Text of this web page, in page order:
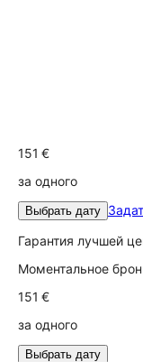
151 €
за одного
Выбрать дату
Гарантия лучшей
Моментальное
151 €
за одного
Выбрать дату